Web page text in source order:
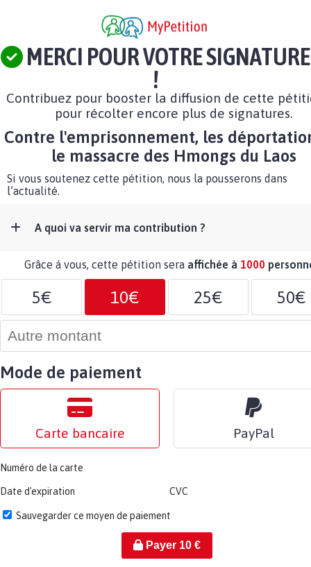
MERCI POUR VOTRE SIGNATURE
!
Contribuez pour booster la diffusion de cette
pour récolter encore plus de signatures.
Contre l'emprisonnement, les
le massacre des Hmongs du Laos
Si vous soutenez cette pétition, nous la pousserons dans
l’actualité.
A quoi va servir ma contribution ?
Grâce à vous, cette pétition sera affichée à 1000
5€ 10€ 25€ 50€
Mode de paiement
Carte bancaire PayPal
Numéro de la carte
Date d'expiration CVC
Sauvegarder ce moyen de paiement
Payer 10€